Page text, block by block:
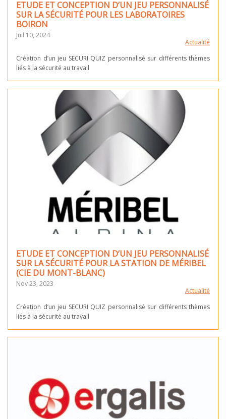
ETUDE ET CONCEPTION D’UN JEU PERSONNALISÉ
SUR LA SÉCURITÉ POUR LES LABORATOIRES
BOIRON
Juil 10, 2024
Actualité
Création d’un jeu SECURI QUIZ personnalisé sur différents thèmes
liés à la sécurité au travail
ETUDE ET CONCEPTION D’UN JEU PERSONNALISÉ
SUR LA SÉCURITÉ POUR LA STATION DE MÉRIBEL
(CIE DU MONT-BLANC)
Nov 23, 2023
Actualité
Création d’un jeu SECURI QUIZ personnalisé sur différents thèmes
liés à la sécurité au travail